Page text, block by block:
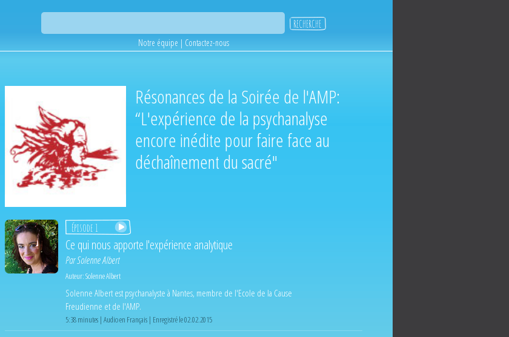
Notre équipe | Contactez-nous
Résonances de la Soirée de l'AMP:
“L'expérience de la psychanalyse
encore inédite pour faire face au
déchaînement du sacré"
Épisode 1
Ce qui nous apporte l'expérience analytique
ParSolenne Albert
Auteur:Solenne Albert
Solenne Albert est psychanalyste à Nantes, membre de l'Ecole de la Cause
Freudienne et de l'AMP.
5:38 minutes | Audio en Français | Enregistré le 02.02.2015